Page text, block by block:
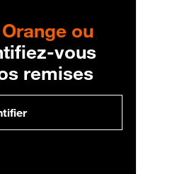
ou
vous
remises